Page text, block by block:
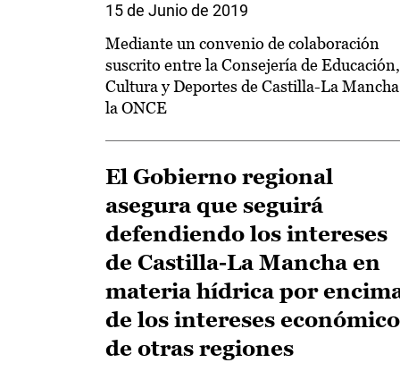
15 de Junio de 2019
Mediante un convenio de colaboración
suscrito entre la Consejería de Educación,
Cultura y Deportes de Castilla-La
la ONCE
El Gobierno regional
asegura que seguirá
defendiendo los intereses
de Castilla-La Mancha en
materia hídrica por
de los intereses
de otras regiones